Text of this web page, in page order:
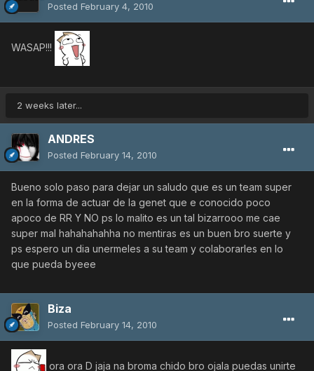
Posted February 4, 2010
WASAP!!!
2 weeks later...
ANDRES
Posted February 14, 2010
Bueno solo paso para dejar un saludo que es un team super
en la forma de actuar de la genet que e conocido poco
apoco de RR Y NO ps lo malito es un tal bizarrooo me cae
super mal hahahahahha no mentiras es un buen bro suerte y
ps espero un dia unermeles a su team y colaborarles en lo
que pueda byeee
Biza
Posted February 14, 2010
ora ora D jaja na broma chido bro ojala puedas unirte